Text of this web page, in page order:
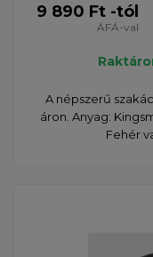
9 890 Ft -tól
ÁFÁ-val
A népszerű
áron. Anyag:
Fehér